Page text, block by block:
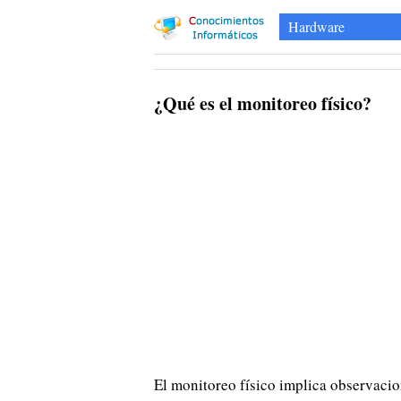
Hardware
¿Qué es el monitoreo físico?
El monitoreo físico implica